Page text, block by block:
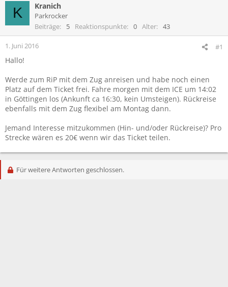
l
e
r
l
t
a
m
K Kranich
Parkrocker
Beiträge
5 Reaktionspunkte 0 Alter 43
1. Juni 2016 #1
Hallo!
Werde zum RiP mit dem Zug anreisen und habe noch einen
Platz auf dem Ticket frei. Fahre morgen mit dem ICE um 14:02
in Göttingen los (Ankunft ca 16:30, kein Umsteigen). Rückreise
ebenfalls mit dem Zug flexibel am Montag dann.
Jemand Interesse mitzukommen (Hin- und/oder Rückreise)? Pro
Strecke wären es 20€ wenn wir das Ticket teilen.
Für weitere Antworten geschlossen.